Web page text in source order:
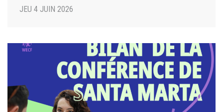
JEU 4 JUIN 2026